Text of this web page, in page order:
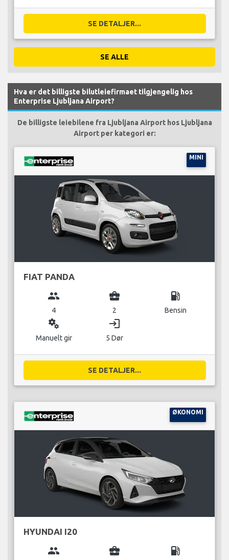
SE DETALJER...
SE ALLE
Hva er det billigste bilutleiefirmaet tilgjengelig hos
Enterprise Ljubljana Airport?
De billigste leiebilene fra Ljubljana Airport hos Ljubljana
Airport per kategori er:
MINI
FIAT PANDA
group
4
business_center
2
local_gas_station
Bensin
miscellaneous_services
Manuelt gir
login
5 Dør
SE DETALJER...
ØKONOMI
HYUNDAI I20
group business_center local_gas_station